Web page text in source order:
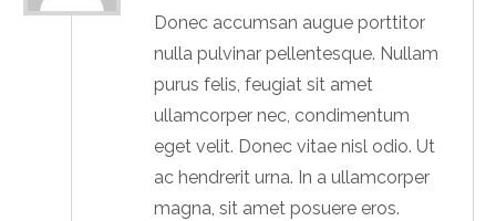
Donec accumsan augue porttitor
nulla pulvinar pellentesque. Nullam
purus felis, feugiat sit amet
ullamcorper nec, condimentum
eget velit. Donec vitae nisl odio. Ut
ac hendrerit urna. In a ullamcorper
magna, sit amet posuere eros.